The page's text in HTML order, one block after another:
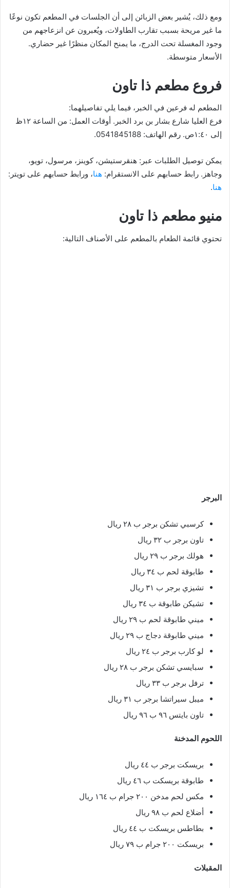
ومع ذلك، يُشير بعض الزبائن إلى أن الجلسات في المطعم تكون نوعًا
ما غير مريحة بسبب تقارب الطاولات، ويُعبرون عن انزعاجهم من
وجود المغسلة تحت الدرج، ما يمنح المكان منظرًا غير حضاري.
الأسعار متوسطة.
فروع مطعم ذا تاون
المطعم له فرعين في الخبر، فيما يلي تفاصيلهما:
فرع العليا شارع بشار بن برد الخبر. أوقات العمل: من الساعة ١٢ظ
إلى ١:٤٠ص. رقم الهاتف: 0541845188.
يمكن توصيل الطلبات عبر: هنقرستيشن، كوينز، مرسول، تويو،
وجاهز. رابط حسابهم على الانستقرام: هنا، ورابط حسابهم على تويتر:
هنا.
منيو مطعم ذا تاون
تحتوي قائمة الطعام بالمطعم على الأصناف التالية:
البرجر
كرسبي تشكن برجر ب ٢٨ ريال
تاون برجر ب ٣٢ ريال
هولك برجر ب ٢٩ ريال
طابوقة لحم ب ٣٤ ريال
تشيزي برجر ب ٣١ ريال
تشيكن طابوقة ب ٣٤ ريال
ميني طابوقة لحم ب ٢٩ ريال
ميني طابوقة دجاج ب ٢٩ ريال
لو كارب برجر ب ٢٤ ريال
سبايسي تشكن برجر ب ٢٨ ريال
ترفل برجر ب ٣٣ ريال
ميبل سيراتشا برجر ب ٣١ ريال
تاون بايتس ٩٦ ب ٩٦ ريال
اللحوم المدخنة
بريسكت برجر ب ٤٤ ريال
طابوقة بريسكت ب ٤٦ ريال
مكس لحم مدخن ٢٠٠ جرام ب ١٦٤ ريال
أضلاع لحم ب ٩٨ ريال
بطاطس بريسكت ب ٤٤ ريال
بريسكت ٢٠٠ جرام ب ٧٩ ريال
المقبلات